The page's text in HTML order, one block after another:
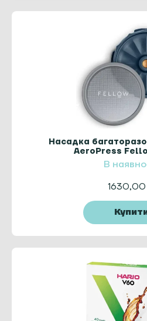
Насадка
AeroPress
В
1630,00